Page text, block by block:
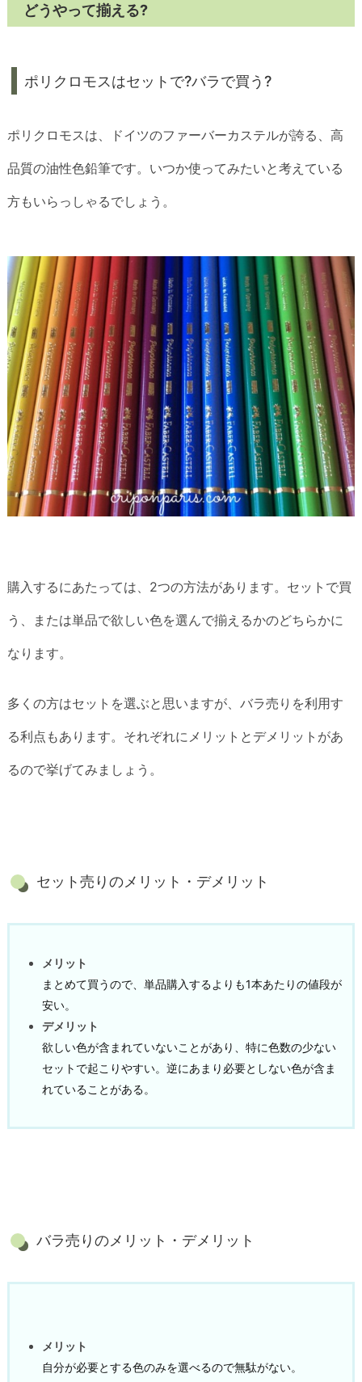
どうやって揃える?
ポリクロモスはセットで?バラで買う?
ポリクロモスは、ドイツのファーバーカステルが誇る、高
品質の油性色鉛筆です。いつか使ってみたいと考えている
方もいらっしゃるでしょう。
購入するにあたっては、2つの方法があります。セットで買
う、または単品で欲しい色を選んで揃えるかのどちらかに
なります。
多くの方はセットを選ぶと思いますが、バラ売りを利用す
る利点もあります。それぞれにメリットとデメリットがあ
るので挙げてみましょう。
セット売りのメリット・デメリット
メリット
まとめて買うので、単品購入するよりも1本あたりの値段が
安い。
デメリット
欲しい色が含まれていないことがあり、特に色数の少ない
セットで起こりやすい。逆にあまり必要としない色が含ま
れていることがある。
バラ売りのメリット・デメリット
メリット
自分が必要とする色のみを選べるので無駄がない。